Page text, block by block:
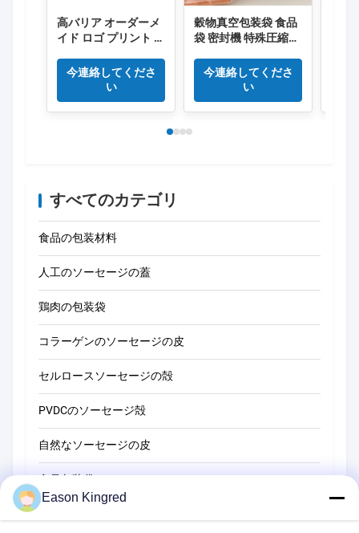
高バリア オーダーメ
イド ロゴ プリント プ
バッグ
今連絡してくださ
い
穀物真空包装袋 食品
袋 密封機 特殊圧縮袋
ラスチック袋
今連絡してくださ
い
すべてのカテゴリ
食品の包装材料
人工のソーセージの蓋
鶏肉の包装袋
コラーゲンのソーセージの皮
セルロースソーセージの殻
PVDCのソーセージ殻
自然なソーセージの皮
食品包装袋
Eason Kingred